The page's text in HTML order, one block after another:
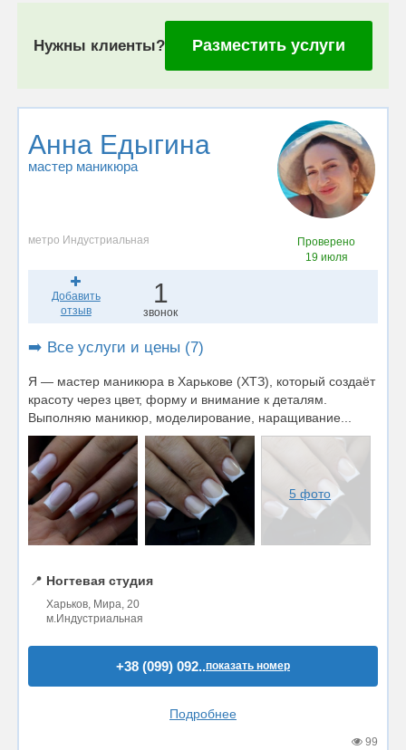
Нужны клиенты? Разместить услуги
Анна Едыгина
мастер маникюра
метро Индустриальная
Проверено
19 июля
Добавить
отзыв
1
звонок
➡️ Все услуги и цены (7)
Я — мастер маникюра в Харькове (ХТЗ), который создаёт
красоту через цвет, форму и внимание к деталям.
Выполняю маникюр, моделирование, наращивание...
5 фото
📍 Ногтевая студия
Харьков, Мира, 20
м.Индустриальная
+38 (099) 092..показать номер
Подробнее
99